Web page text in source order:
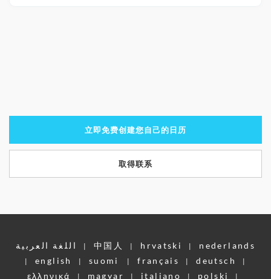
立即免费创建您自己的日历
取得联系
اللغة العربية | 中国人 | hrvatski | nederlands
| english | suomi | français | deutsch |
ελληνικά | magyar | italiano | polski |